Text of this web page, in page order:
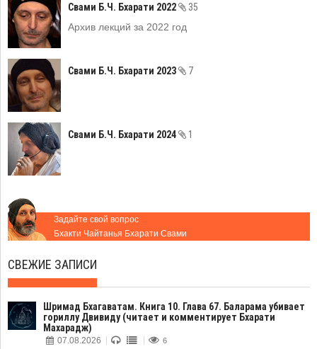
Свами Б.Ч. Бхарати 2022
35
Архив лекций за 2022 год
Свами Б.Ч. Бхарати 2023 7
Свами Б.Ч. Бхарати 2024 1
Задайте свой вопрос
Бхакти Чайтанья Бхарати Свами
СВЕЖИЕ ЗАПИСИ
Шримад Бхагаватам. Книга 10. Глава 67. Баларама убивает
гориллу Двивиду (читает и комментирует Бхарати
Махарадж)
07.08.2026 6